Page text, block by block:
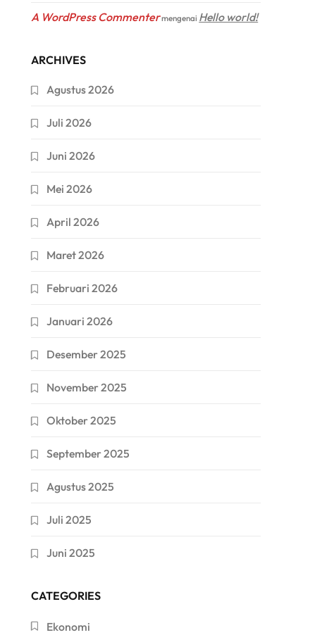
A WordPress Commentermengenai Hello world!
ARCHIVES
Agustus 2026
Juli 2026
Juni 2026
Mei 2026
April 2026
Maret 2026
Februari 2026
Januari 2026
Desember 2025
November 2025
Oktober 2025
September 2025
Agustus 2025
Juli 2025
Juni 2025
CATEGORIES
Ekonomi